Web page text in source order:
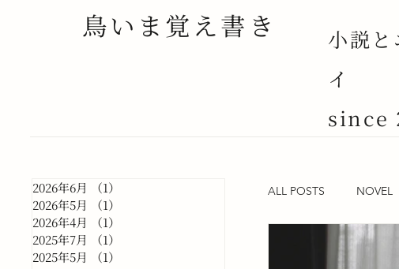
鳥いま覚え書き
小説と
イ
since
2026年6月 （1）
2026年5月
（1）
2026年4月
（1）
2025年7月
（1）
2025年5月
（1）
ALL POSTS NOVEL